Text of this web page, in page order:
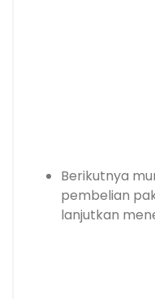
Berikutnya
pembelian
lanjutkan